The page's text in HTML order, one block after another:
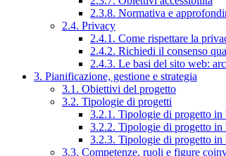
2.3.8. Normativa e
2.4. Privacy
2.4.1. Come rispettare la
2.4.2. Richiedi il consenso
2.4.3. Le basi del sito web:
3. Pianificazione, gestione e strategia
3.1. Obiettivi del progetto
3.2. Tipologie di progetti
3.2.1. Tipologie di progetto
3.2.2. Tipologie di progetto in
3.2.3. Tipologie di progetto in
3.3. Competenze, ruoli e figure